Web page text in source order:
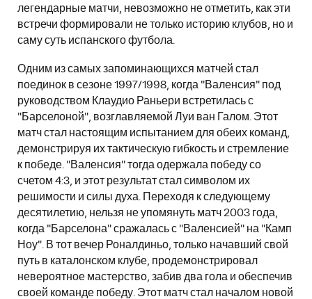
легендарные матчи, невозможно не отметить, как эти
встречи формировали не только историю клубов, но и
саму суть испанского футбола.
Одним из самых запоминающихся матчей стал
поединок в сезоне 1997/1998, когда "Валенсия" под
руководством Клаудио Раньери встретилась с
"Барселоной", возглавляемой Луи ван Галом. Этот
матч стал настоящим испытанием для обеих команд,
демонстрируя их тактическую гибкость и стремление
к победе. "Валенсия" тогда одержала победу со
счетом 4:3, и этот результат стал символом их
решимости и силы духа. Переходя к следующему
десятилетию, нельзя не упомянуть матч 2003 года,
когда "Барселона" сражалась с "Валенсией" на "Камп
Ноу". В тот вечер Роналдиньо, только начавший свой
путь в каталонском клубе, продемонстрировал
невероятное мастерство, забив два гола и обеспечив
своей команде победу. Этот матч стал началом новой